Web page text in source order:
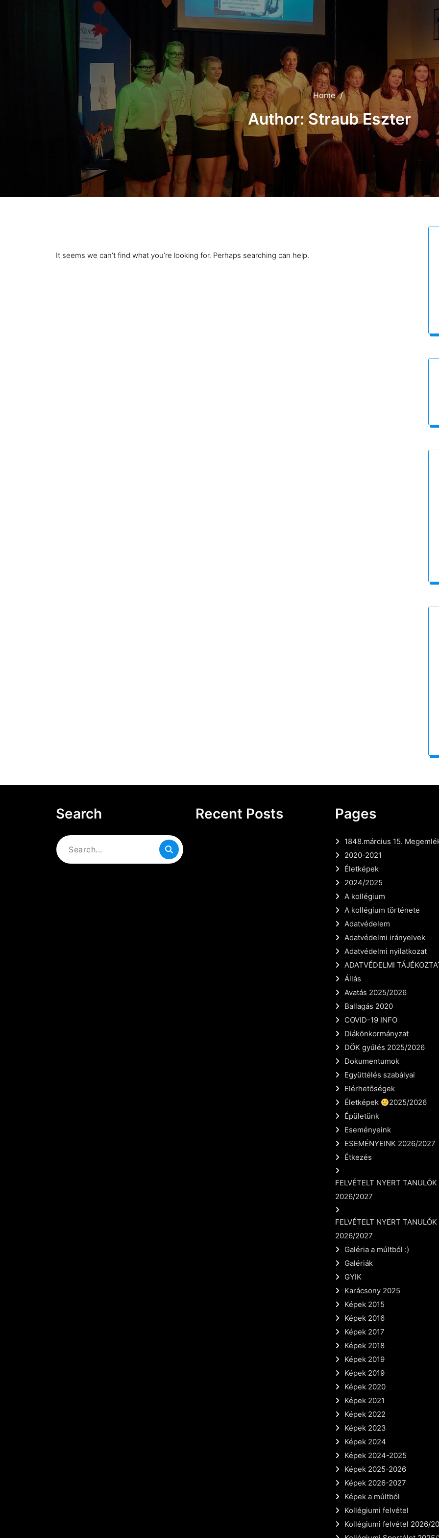
Home/
Author: Straub Eszter
It seems we can’t find what you’re looking for. Perhaps searching can help.
Search
Search
Recent Posts Pages
1848.március 15.
2020-2021
Életképek
2024/2025
A kollégium
A kollégium története
Adatvédelem
Adatvédelmi irányelvek
Adatvédelmi nyilatkozat
ADATVÉDELMI
Állás
Avatás 2025/2026
Ballagás 2020
COVID-19 INFO
Diákönkormányzat
DÖK gyűlés 2025/2026
Dokumentumok
Együttélés szabályai
Elérhetőségek
Életképek
2025/2026
Épületünk
Eseményeink
ESEMÉNYEINK 2026/2027
Étkezés
FELVÉTELT NYERT TANULÓK
2026/2027
FELVÉTELT NYERT TANULÓK
2026/2027
Galéria a múltból :)
Galériák
GYIK
Karácsony 2025
Képek 2015
Képek 2016
Képek 2017
Képek 2018
Képek 2019
Képek 2019
Képek 2020
Képek 2021
Képek 2022
Képek 2023
Képek 2024
Képek 2024-2025
Képek 2025-2026
Képek 2026-2027
Képek a múltból
Kollégiumi felvétel
Kollégiumi felvétel 2026/